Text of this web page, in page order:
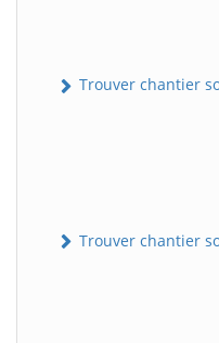
Trouver chantier
Trouver chantier